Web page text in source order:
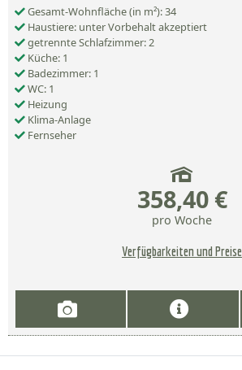
Gesamt-Wohnfläche (in m²): 34
Haustiere: unter Vorbehalt akzeptiert
getrennte Schlafzimmer: 2
Küche: 1
Badezimmer: 1
WC: 1
Heizung
Klima-Anlage
Fernseher
358,40 €
pro Woche
Verfügbarkeiten und Preise